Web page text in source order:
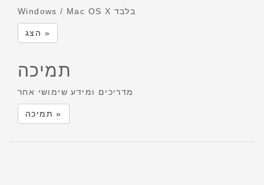
Windows / Mac OS X בלבד
הצג »
תמיכה
מדריכים ומידע שימושי אחר
תמיכה »